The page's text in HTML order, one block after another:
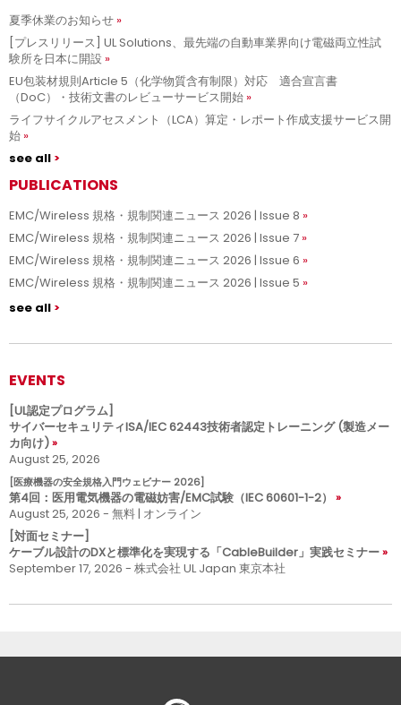
夏季休業のお知らせ
[プレスリリース] UL Solutions、最先端の自動車業界向け電磁両立性試
験所を日本に開設
EU包装材規則Article 5（化学物質含有制限）対応 適合宣言書
（DoC）・技術文書のレビューサービス開始
ライフサイクルアセスメント（LCA）算定・レポート作成支援サービス開
始
see all
PUBLICATIONS
EMC/Wireless 規格・規制関連ニュース 2026 | Issue 8
EMC/Wireless 規格・規制関連ニュース 2026 | Issue 7
EMC/Wireless 規格・規制関連ニュース 2026 | Issue 6
EMC/Wireless 規格・規制関連ニュース 2026 | Issue 5
see all
EVENTS
[UL認定プログラム]
サイバーセキュリティISA/IEC 62443技術者認定トレーニング (製造メー
カ向け)
August 25, 2026
[医療機器の安全規格入門ウェビナー 2026]
第4回：医用電気機器の電磁妨害/EMC試験（IEC 60601-1-2）
August 25, 2026 - 無料 | オンライン
[対面セミナー]
ケーブル設計のDXと標準化を実現する「CableBuilder」実践セミナー
September 17, 2026 - 株式会社 UL Japan 東京本社